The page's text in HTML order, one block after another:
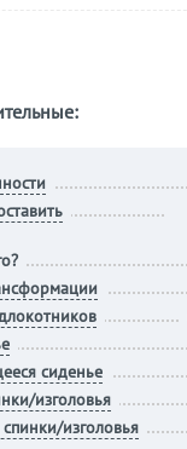
сиденье
изголовья
изголовья